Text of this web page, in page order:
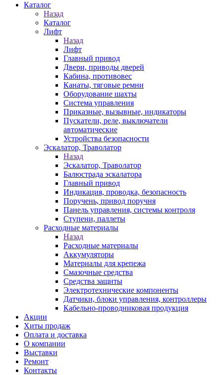
Каталог
Назад
Каталог
Лифт
Назад
Лифт
Главный привод
Двери, приводы дверей
Кабина, противовес
Канаты, тяговые ремни
Оборудование шахты
Система управления
Приказные, вызывные, индикаторы
Пускатели, реле, выключатели
автоматические
Устройства безопасности
Эскалатор, Траволатор
Назад
Эскалатор, Траволатор
Балюстрада эскалатора
Главный привод
Индикация, проводка, безопасность
Поручень, привод поручня
Панель управления, системы контроля
Ступени, паллеты
Расходные материалы
Назад
Расходные материалы
Аккумуляторы
Материалы для крепежа
Смазочные средства
Средства защиты
Электротехнические компоненты
Датчики, блоки управления, контроллеры
Кабельно-проводниковая продукция
Акции
Хиты продаж
Оплата и доставка
О компании
Выставки
Ремонт
Контакты